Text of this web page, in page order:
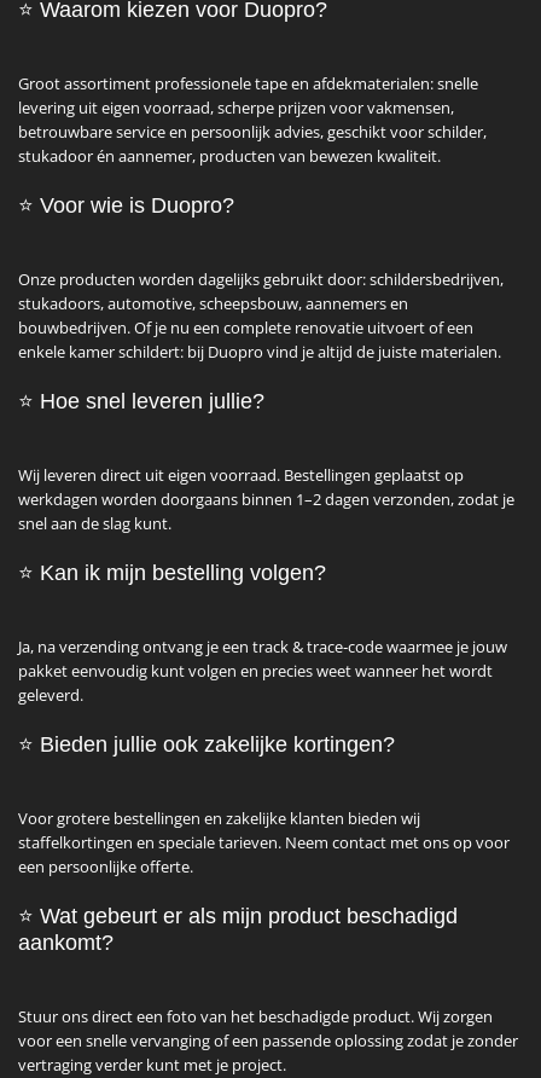
⭐ Waarom kiezen voor Duopro?
Groot assortiment professionele tape en afdekmaterialen: snelle
levering uit eigen voorraad, scherpe prijzen voor vakmensen,
betrouwbare service en persoonlijk advies, geschikt voor schilder,
stukadoor én aannemer, producten van bewezen kwaliteit.
⭐ Voor wie is Duopro?
Onze producten worden dagelijks gebruikt door: schildersbedrijven,
stukadoors, automotive, scheepsbouw, aannemers en
bouwbedrijven. Of je nu een complete renovatie uitvoert of een
enkele kamer schildert: bij Duopro vind je altijd de juiste materialen.
⭐ Hoe snel leveren jullie?
Wij leveren direct uit eigen voorraad. Bestellingen geplaatst op
werkdagen worden doorgaans binnen 1–2 dagen verzonden, zodat je
snel aan de slag kunt.
⭐ Kan ik mijn bestelling volgen?
Ja, na verzending ontvang je een track & trace‑code waarmee je jouw
pakket eenvoudig kunt volgen en precies weet wanneer het wordt
geleverd.
⭐ Bieden jullie ook zakelijke kortingen?
Voor grotere bestellingen en zakelijke klanten bieden wij
staffelkortingen en speciale tarieven. Neem contact met ons op voor
een persoonlijke offerte.
⭐ Wat gebeurt er als mijn product beschadigd
aankomt?
Stuur ons direct een foto van het beschadigde product. Wij zorgen
voor een snelle vervanging of een passende oplossing zodat je zonder
vertraging verder kunt met je project.